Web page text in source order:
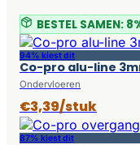
BESTEL SAMEN:
94% kiest dit
Co-pro alu-line
Ondervloeren
€3,39/stuk
87% kiest dit